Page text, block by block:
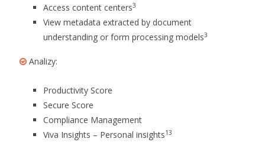
Access content centers3
View metadata extracted by document
understanding or form processing models3
Analizy:
Productivity Score
Secure Score
Compliance Management
Viva Insights – Personal insights13